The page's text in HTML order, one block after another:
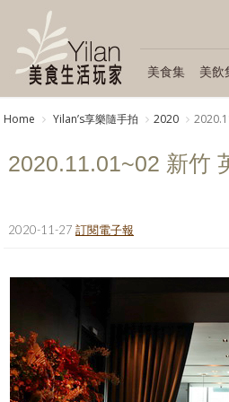
美食集 美飲
Home Yilanʼs享樂隨手拍 2020
2020.11.01~02 新竹
2020-11-27 訂閱電子報